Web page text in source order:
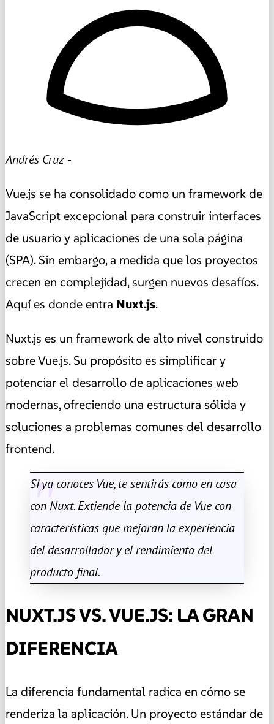
Andrés Cruz -
Vue.js se ha consolidado como un framework de
JavaScript excepcional para construir interfaces
de usuario y aplicaciones de una sola página
(SPA). Sin embargo, a medida que los proyectos
crecen en complejidad, surgen nuevos desafíos.
Aquí es donde entra Nuxt.js.
Nuxt.js es un framework de alto nivel construido
sobre Vue.js. Su propósito es simplificar y
potenciar el desarrollo de aplicaciones web
modernas, ofreciendo una estructura sólida y
soluciones a problemas comunes del desarrollo
frontend.
Si ya conoces Vue, te sentirás como en casa
con Nuxt. Extiende la potencia de Vue con
características que mejoran la experiencia
del desarrollador y el rendimiento del
producto final.
NUXT.JS VS. VUE.JS: LA GRAN
DIFERENCIA
La diferencia fundamental radica en cómo se
renderiza la aplicación. Un proyecto estándar de